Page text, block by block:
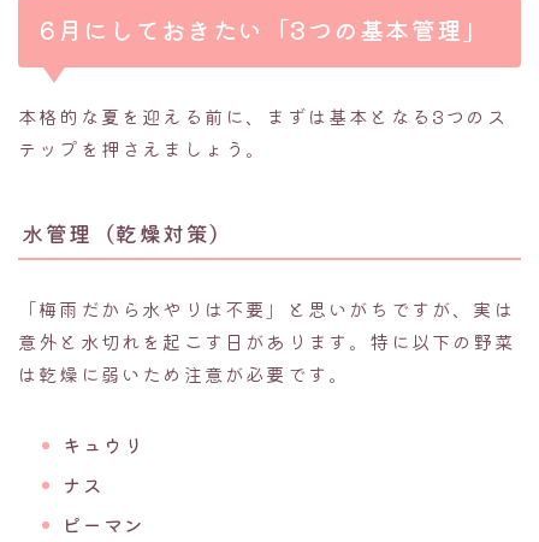
6月にしておきたい「3つの基本管理」
本格的な夏を迎える前に、まずは基本となる3つのス
テップを押さえましょう。
水管理（乾燥対策）
「梅雨だから水やりは不要」と思いがちですが、実は
意外と水切れを起こす日があります。特に以下の野菜
は乾燥に弱いため注意が必要です。
キュウリ
ナス
ピーマン